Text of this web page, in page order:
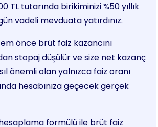
TL tutarında birikiminizi %50 yıllık
vadeli mevduata yatırdınız.
önce brüt faiz kazancını
stopaj düşülür ve size net kazanç
önemli olan yalnızca faiz oranı
hesabınıza geçecek gerçek
formülü ile brüt faiz